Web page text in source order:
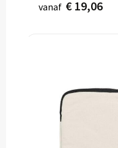
vanaf € 19,06